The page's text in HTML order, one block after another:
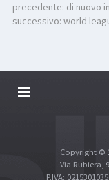
precedente: di nuovo
successivo: world
DALLARIVOLLEY
TOP RICERCHE
SITE MAP
Copyright ©
Via Rubiera,
P.IVA: